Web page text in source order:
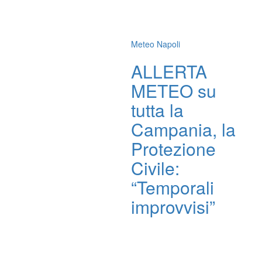
Meteo Napoli
ALLERTA
METEO su
tutta la
Campania, la
Protezione
Civile:
“Temporali
improvvisi”